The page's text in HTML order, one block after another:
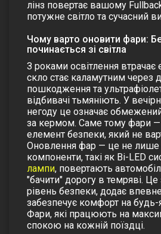
лінз повертає вашому
потужне світло та сучасний
Чому варто оновити фари:
починається зі світла
З роками освітлення втрачає
скло стає каламутним через
пошкодження та
відбивачі тьмяніють. У
негоду це означає
за кермом. Саме тому фари
елемент безпеки, який не
Оновлення фар — це не лише
компоненти, такі як Bi-LED
лампи, повертають
"бачити" дорогу в темряві.
рівень безпеки, додає
забезпечує комфорт на
Фари, які працюють на
спокою на кожній поїздці.